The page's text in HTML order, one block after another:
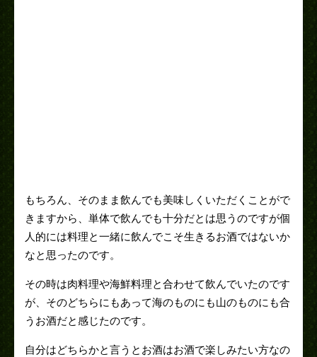
もちろん、そのまま飲んでも美味しくいただくことがで
きますから、単体で飲んでも十分だとは思うのですが個
人的には料理と一緒に飲んでこそ生きるお酒ではないか
なと思ったのです。
その時は肉料理や海鮮料理と合わせて飲んでいたのです
が、そのどちらにもあって海のものにも山のものにも合
うお酒だと感じたのです。
自分はどちらかと言うとお酒はお酒で楽しみたい方なの